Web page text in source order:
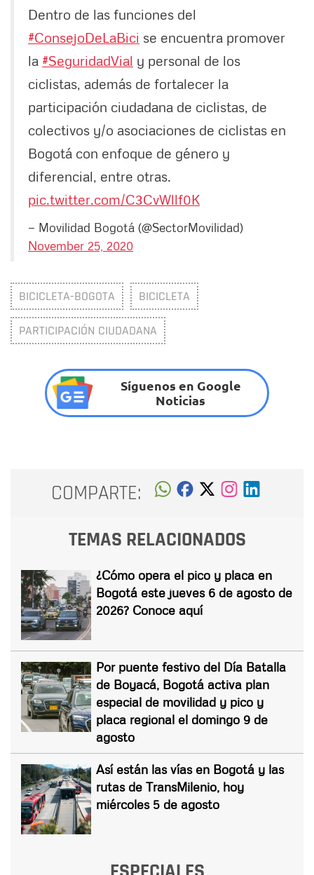
Dentro de las funciones del
#ConsejoDeLaBici se encuentra promover
la #SeguridadVial y personal de los
ciclistas, además de fortalecer la
participación ciudadana de ciclistas, de
colectivos y/o asociaciones de ciclistas en
Bogotá con enfoque de género y
diferencial, entre otras.
pic.twitter.com/C3CvWllf0K
— Movilidad Bogotá (@SectorMovilidad)
November 25, 2020
BICICLETA-BOGOTA BICICLETA
PARTICIPACIÓN CIUDADANA
Síguenos en Google
Noticias
COMPARTE:
TEMAS RELACIONADOS
¿Cómo opera el pico y placa en
Bogotá este jueves 6 de agosto de
2026? Conoce aquí
Por puente festivo del Día Batalla
de Boyacá, Bogotá activa plan
especial de movilidad y pico y
placa regional el domingo 9 de
agosto
Así están las vías en Bogotá y las
rutas de TransMilenio, hoy
miércoles 5 de agosto